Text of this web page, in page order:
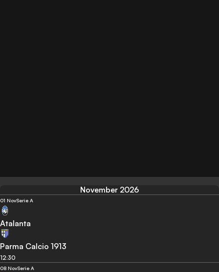
November 2026
01 NovSerie A
Atalanta
Parma Calcio 1913
12:30
08 NovSerie A